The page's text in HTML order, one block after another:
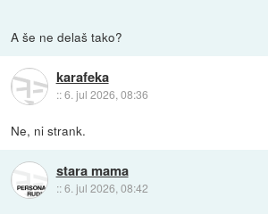
A še ne delaš tako?
karafeka
::6. jul 2026, 08:36
Ne, ni strank.
stara mama
::6. jul 2026, 08:42